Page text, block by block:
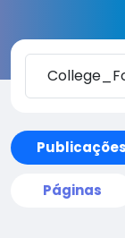
Publicações
Páginas